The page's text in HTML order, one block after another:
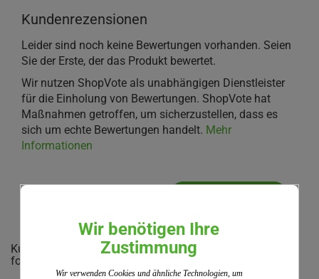
Kundenrezensionen
Leider sind noch keine Bewertungen vorhanden. Seien
Sie der Erste, der das Produkt bewertet.
Wir nutzen ShopVote als unabhängigen Dienstleister
für die Einholung von Bewertungen. ShopVote hat
Maßnahmen getroffen, um sicherzustellen, dass es
sich um echte Bewertungen handelt. Mehr
Informationen
Kunden, welche diesen Artikel bestellten, haben auch
folgende Artikel gekauft:
Wir benötigen Ihre
Zustimmung
Wir verwenden Cookies und ähnliche Technologien, um